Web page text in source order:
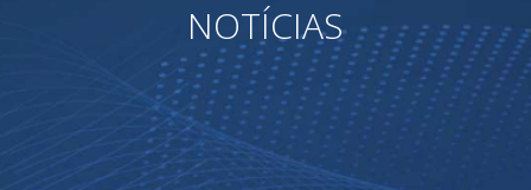
NOTÍCIAS